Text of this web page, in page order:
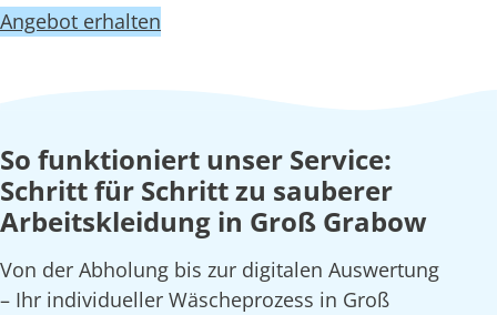
Angebot erhalten
So funktioniert unser Service:
Schritt für Schritt zu sauberer
Arbeitskleidung in Groß Grabow
Von der Abholung bis zur digitalen Auswertung
– Ihr individueller Wäscheprozess in Groß